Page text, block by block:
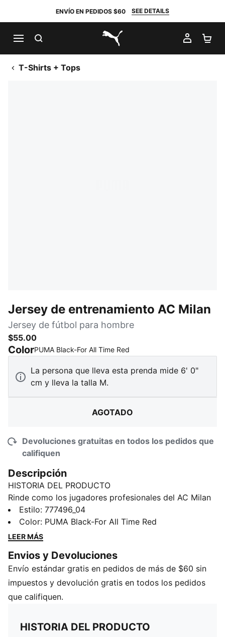
ENVÍO EN PEDIDOS $60 SEE DETAILS
PUMA.com
MI
T-Shirts + Tops
Jersey de entrenamiento AC Milan
Jersey de fútbol para hombre
$55.00
ColorPUMA Black-For All Time Red
La persona que lleva esta prenda mide 6' 0"
cm y lleva la talla M.
AGOTADO
Devoluciones gratuitas en todos los pedidos que
califiquen
Descripción
HISTORIA DEL PRODUCTO
Rinde como los jugadores profesionales del AC Milan
con esta playera de entrenamiento. Diseñada para la
acción, cuenta con tejido de malla estratégicamente
colocado y tecnología dryCELL, que absorbe la
escudo del club en el pecho te permite mostrar tu
pasión por el equipo italiano.
CARACTERÍSTICAS Y BENEFICIOS
dryCELL: Tecnología de alto rendimiento, diseñada
Producto fabricado con material 100% reciclado, a
Estilo: 777496_04
Color: PUMA Black-For All Time Red
LEER MÁS
Envios y Devoluciones
Envío estándar gratis en pedidos de más de $60 sin
impuestos y devolución gratis en todos los pedidos
que califiquen.
HISTORIA DEL PRODUCTO